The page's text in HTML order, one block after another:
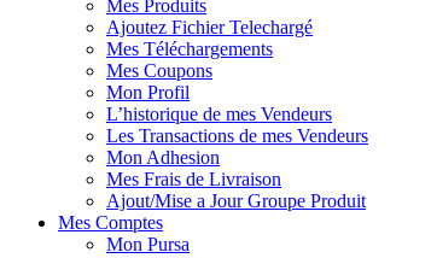
Mes Produits
Ajoutez Fichier Telechargé
Mes Téléchargements
Mes Coupons
Mon Profil
L’historique de mes Vendeurs
Les Transactions de mes Vendeurs
Mon Adhesion
Mes Frais de Livraison
Ajout/Mise a Jour Groupe Produit
Mes Comptes
Mon Pursa